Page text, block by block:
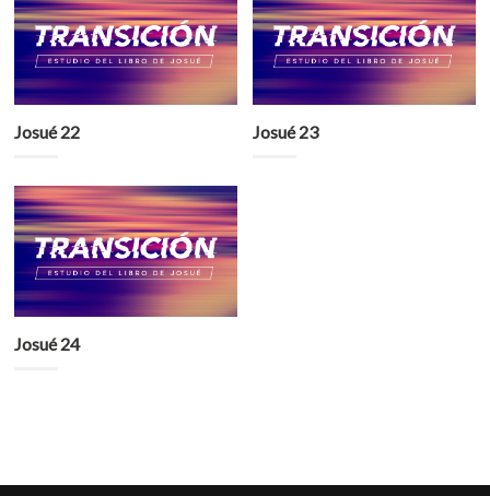
Josué 22 Josué 23
Josué 24